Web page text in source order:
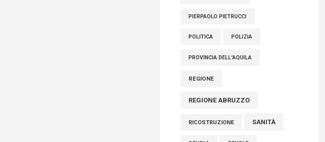
PIERPAOLO PIETRUCCI
POLITICA POLIZIA
PROVINCIA DELL'AQUILA
REGIONE
REGIONE ABRUZZO
RICOSTRUZIONE SANITÀ